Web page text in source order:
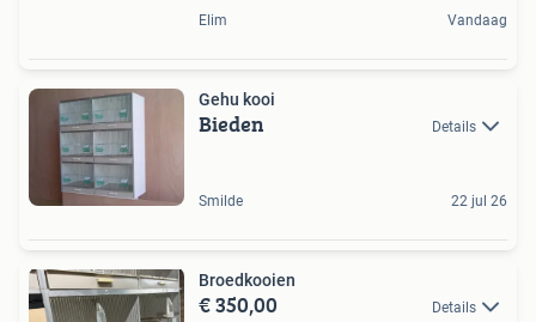
Elim Vandaag
Gehu kooi
Bieden Details
Smilde 22 jul 26
Broedkooien
€ 350,00 Details